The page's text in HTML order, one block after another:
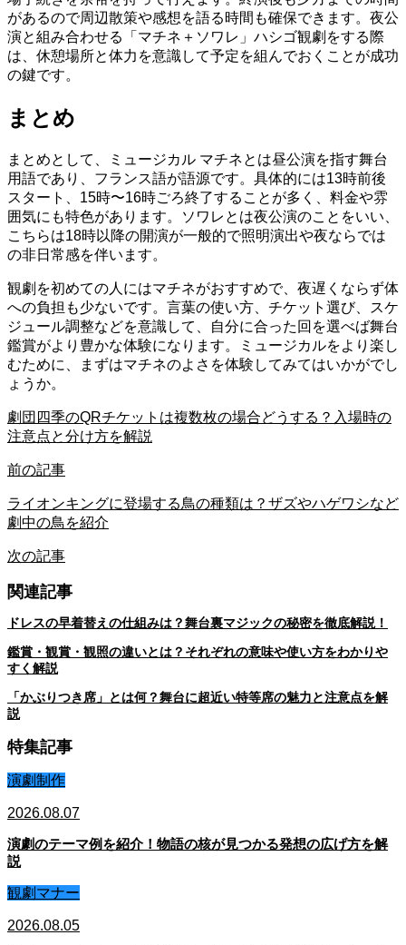
があるので周辺散策や感想を語る時間も確保できます。夜公
演と組み合わせる「マチネ＋ソワレ」ハシゴ観劇をする際
は、休憩場所と体力を意識して予定を組んでおくことが成功
の鍵です。
まとめ
まとめとして、ミュージカル マチネとは昼公演を指す舞台
用語であり、フランス語が語源です。具体的には13時前後
スタート、15時〜16時ごろ終了することが多く、料金や雰
囲気にも特色があります。ソワレとは夜公演のことをいい、
こちらは18時以降の開演が一般的で照明演出や夜ならでは
の非日常感を伴います。
観劇を初めての人にはマチネがおすすめで、夜遅くならず体
への負担も少ないです。言葉の使い方、チケット選び、スケ
ジュール調整などを意識して、自分に合った回を選べば舞台
鑑賞がより豊かな体験になります。ミュージカルをより楽し
むために、まずはマチネのよさを体験してみてはいかがでし
ょうか。
劇団四季のQRチケットは複数枚の場合どうする？入場時の
注意点と分け方を解説
前の記事
ライオンキングに登場する鳥の種類は？ザズやハゲワシなど
劇中の鳥を紹介
次の記事
関連記事
ドレスの早着替えの仕組みは？舞台裏マジックの秘密を徹底解説！
鑑賞・観賞・観照の違いとは？それぞれの意味や使い方をわかりや
すく解説
「かぶりつき席」とは何？舞台に超近い特等席の魅力と注意点を解
説
特集記事
演劇制作
2026.08.07
演劇のテーマ例を紹介！物語の核が見つかる発想の広げ方を解
説
観劇マナー
2026.08.05